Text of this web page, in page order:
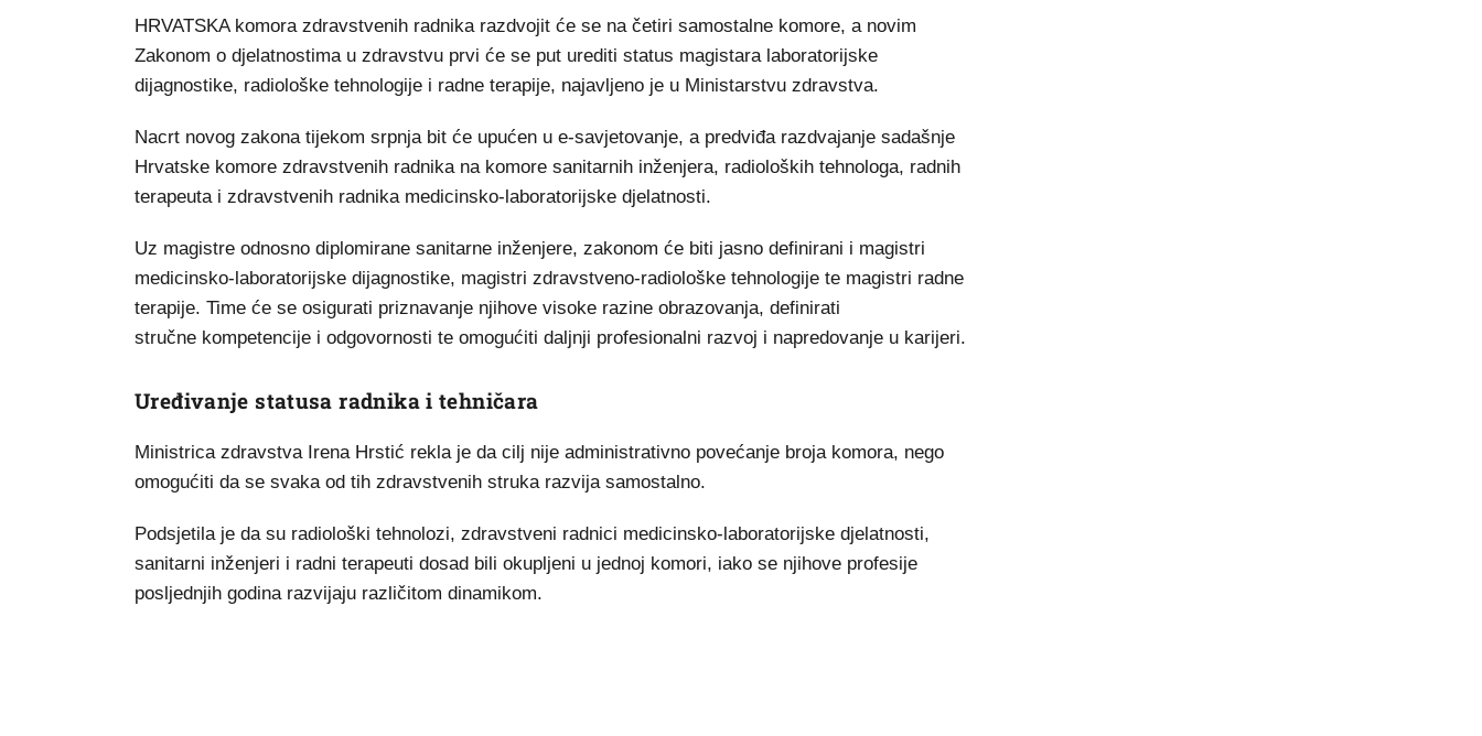
HRVATSKA komora zdravstvenih radnika razdvojit će se na četiri samostalne komore, a novim
Zakonom o djelatnostima u zdravstvu prvi će se put urediti status magistara laboratorijske
dijagnostike, radiološke tehnologije i radne terapije, najavljeno je u Ministarstvu zdravstva.
Nacrt novog zakona tijekom srpnja bit će upućen u e-savjetovanje, a predviđa razdvajanje sadašnje
Hrvatske komore zdravstvenih radnika na komore sanitarnih inženjera, radioloških tehnologa, radnih
terapeuta i zdravstvenih radnika medicinsko-laboratorijske djelatnosti.
Uz magistre odnosno diplomirane sanitarne inženjere, zakonom će biti jasno definirani i magistri
medicinsko-laboratorijske dijagnostike, magistri zdravstveno-radiološke tehnologije te magistri radne
terapije. Time će se osigurati priznavanje njihove visoke razine obrazovanja, definirati
stručne kompetencije i odgovornosti te omogućiti daljnji profesionalni razvoj i napredovanje u karijeri.
Uređivanje statusa radnika i tehničara
Ministrica zdravstva Irena Hrstić rekla je da cilj nije administrativno povećanje broja komora, nego
omogućiti da se svaka od tih zdravstvenih struka razvija samostalno.
Podsjetila je da su radiološki tehnolozi, zdravstveni radnici medicinsko-laboratorijske djelatnosti,
sanitarni inženjeri i radni terapeuti dosad bili okupljeni u jednoj komori, iako se njihove profesije
posljednjih godina razvijaju različitom dinamikom.